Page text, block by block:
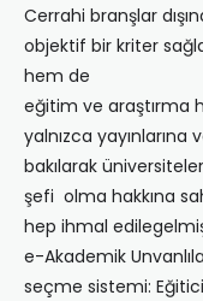
Cerrahi branşlar
objektif bir kriter
hem de
eğitim ve araştırma
yalnızca yayınlarına
bakılarak
şefi olma hakkına
hep ihmal
e-Akademik
seçme sistemi: